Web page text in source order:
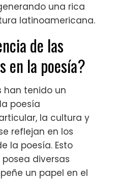
una rica
latinoamericana.
de las
en la poesía?
han tenido un
poesía
la cultura y
reflejan en los
la poesía. Esto
diversas
un papel en el